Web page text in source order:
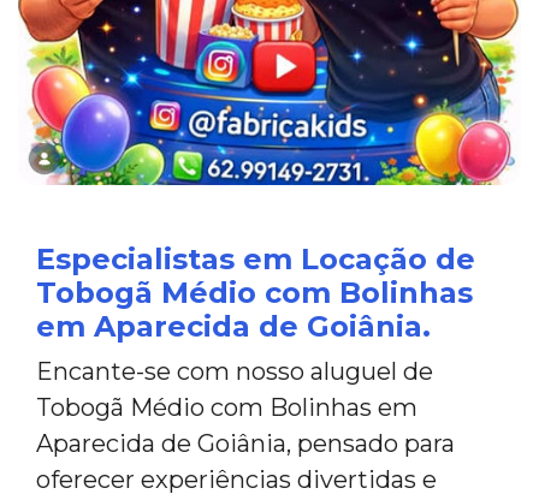
Especialistas em Locação de
Tobogã Médio com Bolinhas
em Aparecida de Goiânia.
Encante-se com nosso aluguel de
Tobogã Médio com Bolinhas em
Aparecida de Goiânia, pensado para
oferecer experiências divertidas e